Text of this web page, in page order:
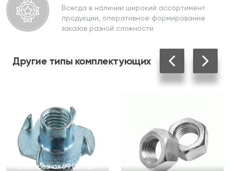
Всегда в наличии широкий ассортимент
продукции, оперативное формирование
заказов разной сложности
Другие типы комплектующих
Гайка врезная 6*9 DIN 1624